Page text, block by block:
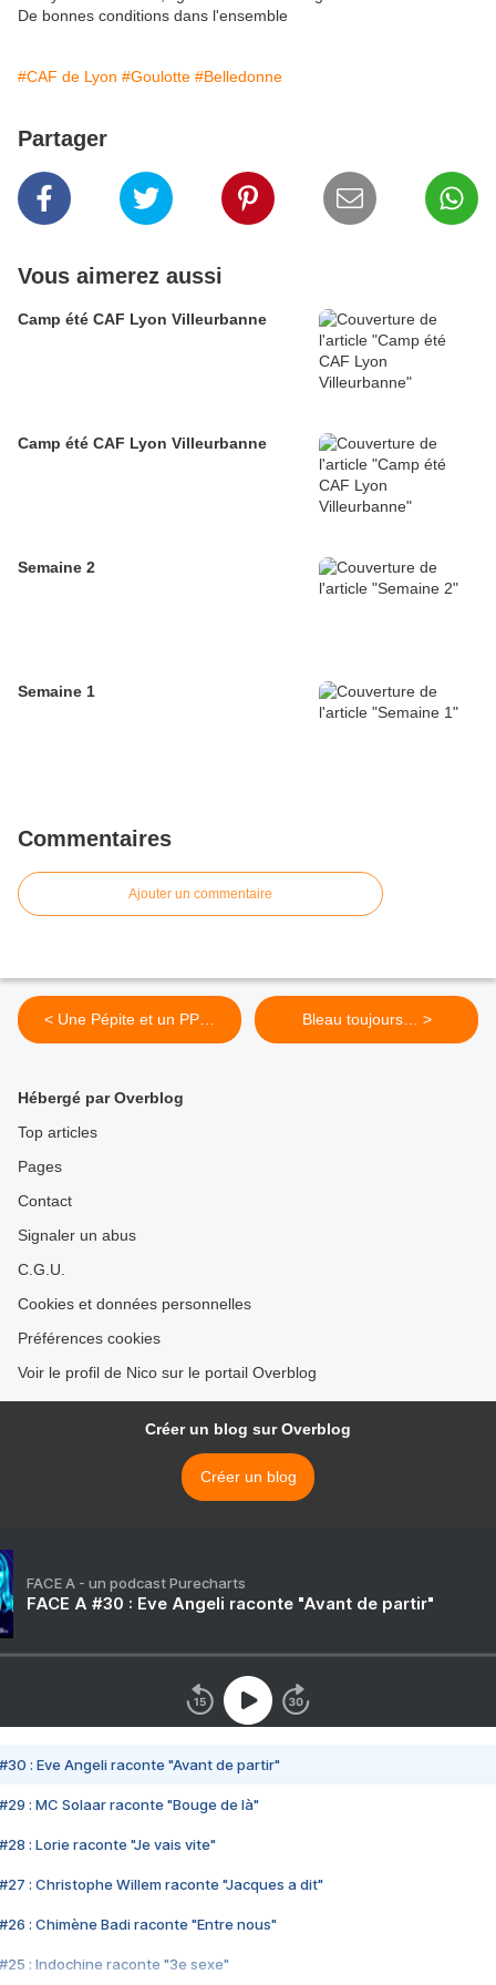
De bonnes conditions dans l'ensemble
#CAF de Lyon #Goulotte #Belledonne
Partager
Vous aimerez aussi
Camp été CAF Lyon Villeurbanne
Camp été CAF Lyon Villeurbanne
Semaine 2
Semaine 1
Commentaires
Ajouter un commentaire
< Une Pépite et un PP… Bleau toujours… >
Hébergé par Overblog
Top articles
Pages
Contact
Signaler un abus
C.G.U.
Cookies et données personnelles
Préférences cookies
Voir le profil de Nico sur le portail Overblog
Créer un blog sur Overblog
Créer un blog
FACE A - un podcast Purecharts
FACE A #30 : Eve Angeli raconte "Avant de partir"
#30 : Eve Angeli raconte "Avant de partir"
#29 : MC Solaar raconte "Bouge de là"
#28 : Lorie raconte "Je vais vite"
#27 : Christophe Willem raconte "Jacques a dit"
#26 : Chimène Badi raconte "Entre nous"
#25 : Indochine raconte "3e sexe"